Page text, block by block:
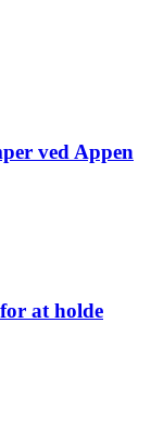
ved Appen
at holde